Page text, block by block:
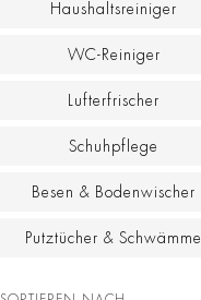
Haushaltsreiniger
WC-Reiniger
Lufterfrischer
Schuhpflege
Besen & Bodenwischer
Putztücher & Schwämme